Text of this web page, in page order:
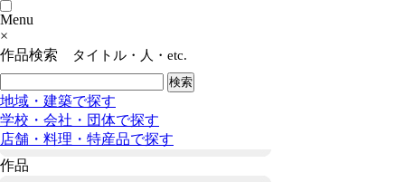
Menu
×
作品検索
タイトル・人・etc.
地域・建築で探す
学校・会社・団体で探す
店舗・料理・特産品で探す
作品